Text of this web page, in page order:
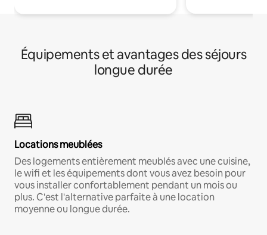
Équipements et avantages des séjours
longue durée
Locations meublées
Des logements entièrement meublés avec une cuisine,
le wifi et les équipements dont vous avez besoin pour
vous installer confortablement pendant un mois ou
plus. C'est l'alternative parfaite à une location
moyenne ou longue durée.